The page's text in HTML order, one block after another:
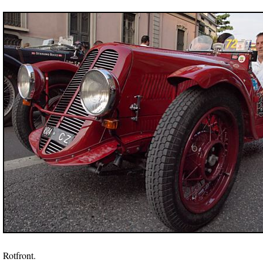
Rotfront.